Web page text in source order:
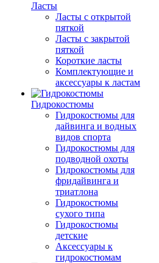
Ласты
Ласты с открытой
пяткой
Ласты с закрытой
пяткой
Короткие ласты
Комплектующие и
аксессуары к ластам
Гидрокостюмы
Гидрокостюмы для
дайвинга и водных
видов спорта
Гидрокостюмы для
подводной охоты
Гидрокостюмы для
фридайвинга и
триатлона
Гидрокостюмы
сухого типа
Гидрокостюмы
детские
Аксессуары к
гидрокостюмам